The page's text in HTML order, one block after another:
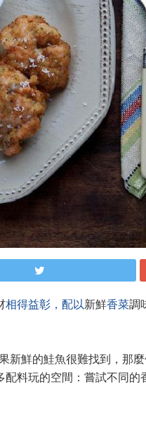
相得益彰，配以新鮮香菜調
新鮮的鮭魚很難找到，那
料玩的空間：嘗試不同